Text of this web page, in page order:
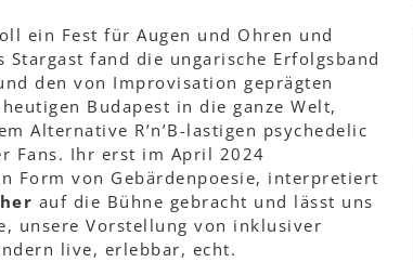
ein Fest für Augen und Ohren und
fand die ungarische Erfolgsband
den von Improvisation geprägten
Budapest in die ganze Welt,
Alternative R’n’B-lastigen psychedelic
Fans. Ihr erst im April 2024
Form von Gebärdenpoesie, interpretiert
auf die Bühne gebracht und lässt uns
unsere Vorstellung von inklusiver
live, erlebbar, echt.